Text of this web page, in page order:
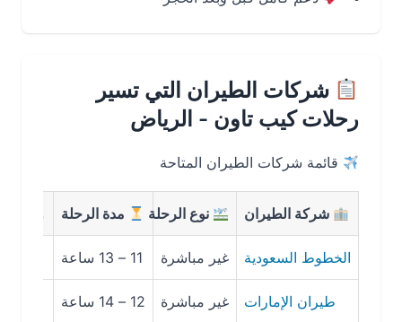
شركات الطيران التي تسير
رحلات كيب تاون - الرياض
قائمة شركات الطيران المتاحة
شركة الطيران نوع الرحلة مدة الرحلة متوسط
الخطوط السعودية غير مباشرة 11 – 13 ساعة
طيران الإمارات غير مباشرة 12 – 14 ساعة